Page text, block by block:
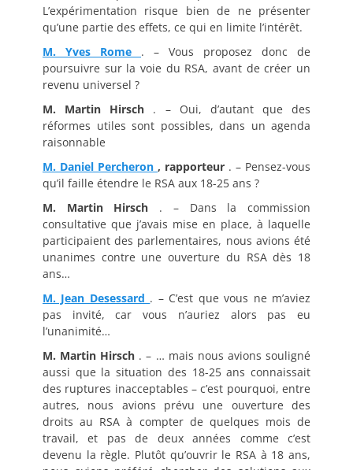
L’expérimentation risque bien de ne présenter
qu’une partie des effets, ce qui en limite l’intérêt.
M. Yves Rome . – Vous proposez donc de
poursuivre sur la voie du RSA, avant de créer un
revenu universel ?
M. Martin Hirsch . – Oui, d’autant que des
réformes utiles sont possibles, dans un agenda
raisonnable
M. Daniel Percheron , rapporteur . – Pensez-vous
qu’il faille étendre le RSA aux 18-25 ans ?
M. Martin Hirsch . – Dans la commission
consultative que j’avais mise en place, à laquelle
participaient des parlementaires, nous avions été
unanimes contre une ouverture du RSA dès 18
ans…
M. Jean Desessard . – C’est que vous ne m’aviez
pas invité, car vous n’auriez alors pas eu
l’unanimité…
M. Martin Hirsch . – … mais nous avions souligné
aussi que la situation des 18-25 ans connaissait
des ruptures inacceptables – c’est pourquoi, entre
autres, nous avions prévu une ouverture des
droits au RSA à compter de quelques mois de
travail, et pas de deux années comme c’est
devenu la règle. Plutôt qu’ouvrir le RSA à 18 ans,